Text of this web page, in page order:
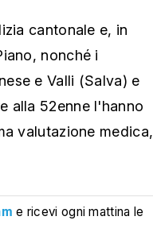
cantonale e, in
nonché i
e Valli (Salva) e
alla 52enne l'hanno
valutazione medica,
e ricevi ogni mattina le